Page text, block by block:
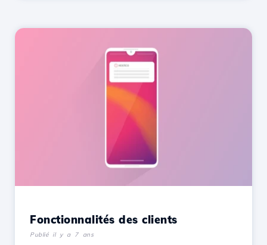
Fonctionnalités des clients
Publié il y a 7 ans